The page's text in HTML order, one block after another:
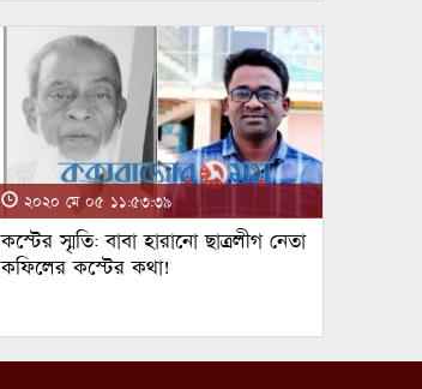
২০২০ মে ০৫ ১১:৫৩:৩৯
কস্টের স্মৃতি: বাবা হারানো ছাত্রলীগ নেতা
কফিলের কস্টের কথা!